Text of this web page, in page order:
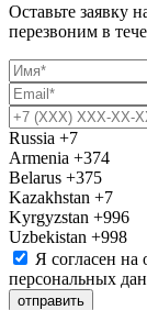
Оставьте заявку
перезвоним в
Russia +7
Armenia +374
Belarus +375
Kazakhstan +7
Kyrgyzstan +996
Uzbekistan +998
Я согласен на
персональных
отправить